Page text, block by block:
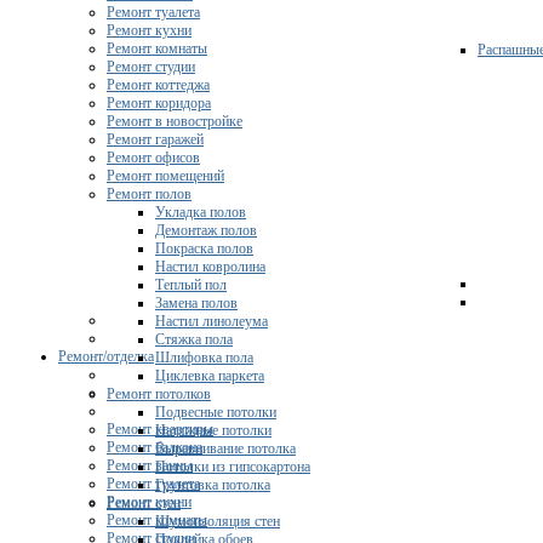
Ремонт/отделка
Ремонт квартиры
Ремонт балкона
Ремонт ванны
Ремонт туалета
Ремонт кухни
Ремонт комнаты
Ремонт студии
Ремонт туалета
Ремонт кухни
Ремонт комнаты
Ремонт студии
Ремонт коттеджа
Ремонт коридора
Ремонт в новостройке
Ремонт гаражей
Ремонт офисов
Ремонт помещений
Ремонт полов
Укладка полов
Демонтаж полов
Покраска полов
Настил ковролина
Теплый пол
Замена полов
Настил линолеума
Стяжка пола
Шлифовка пола
Циклевка паркета
Ремонт потолков
Подвесные потолки
Натяжные потолки
Выравнивание потолка
Потолки из гипсокартона
Грунтовка потолка
Ремонт стен
Шумоизоляция стен
Поклейка обоев